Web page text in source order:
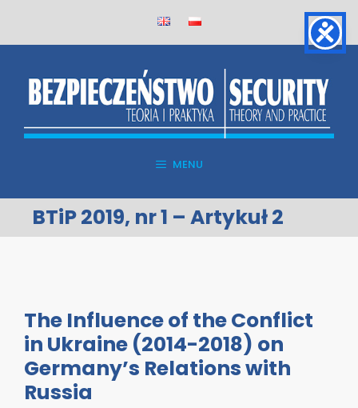
MENU
BTiP 2019, nr 1 – Artykuł 2
The Influence of the Conflict
in Ukraine (2014-2018) on
Germany’s Relations with
Russia